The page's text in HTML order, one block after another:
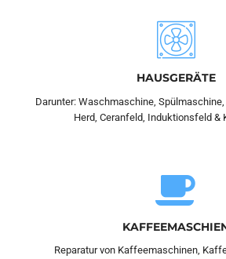
HAUSGERÄTE
Darunter: Waschmaschine,
Herd, Ceranfeld, Induktionsfeld &
Reparatur von Kaffeemaschinen,